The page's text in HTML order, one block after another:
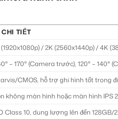
TIẾT
/ 2K (2560x1440p) / 4K
– 170° (Camera trước), 120° – 140°
CMOS, hỗ trợ ghi hình tốt trong
không màn hình hoặc màn hình IPS
Class 10, dung lượng lên đến 128GB/